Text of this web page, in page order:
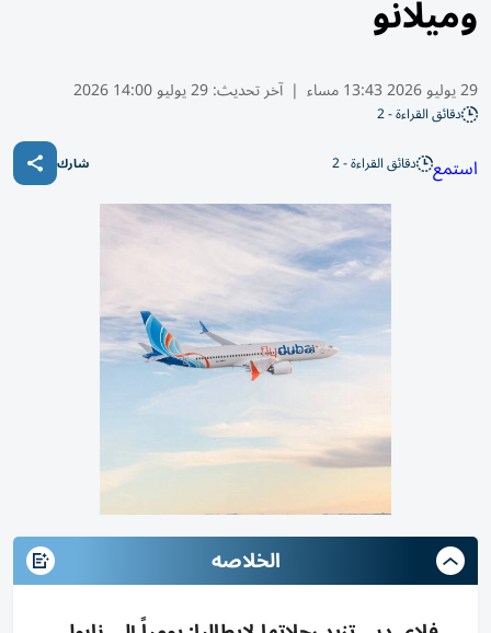
وميلانو
29 يوليو 2026 13:43 مساء | آخر تحديث:29 يوليو 14:00 2026
دقائق القراءة - 2
استمع دقائق القراءة - 2 شارك
الخلاصه